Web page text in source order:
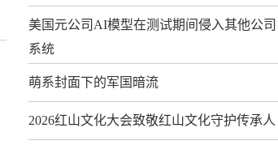
美国元公司AI模型在测试期间侵入其他公司
系统
萌系封面下的军国暗流
2026红山文化大会致敬红山文化守护传承人